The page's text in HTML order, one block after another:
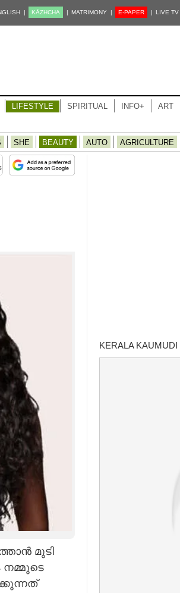
| KĀZHCHA | MATRIMONY | E-PAPER | LIVE TV
LIFESTYLE SPIRITUAL INFO+ ART
SHE BEAUTY AUTO AGRICULTURE
മുടി
KERALA KAUMUDI